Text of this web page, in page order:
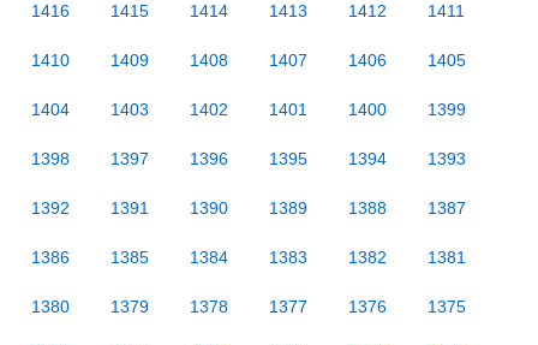
1416 1415 1414 1413 1412 1411
1410 1409 1408 1407 1406 1405
1404 1403 1402 1401 1400 1399
1398 1397 1396 1395 1394 1393
1392 1391 1390 1389 1388 1387
1386 1385 1384 1383 1382 1381
1380 1379 1378 1377 1376 1375